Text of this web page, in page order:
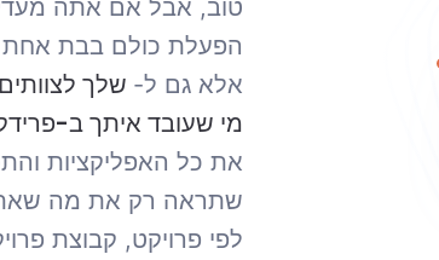
טוב, אבל אם אתה
הפעלת כולם בבת אחת
אלא גם ל- שלך
מי שעובד איתך ב-
את כל האפליקציות
שתראה רק את מה
לפי פרויקט, קבוצת